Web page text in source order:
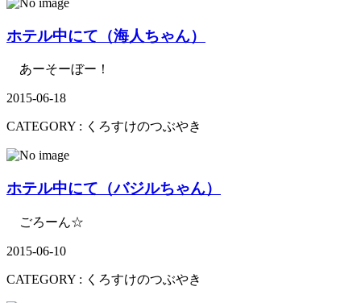
ホテル中にて（海人ちゃん）
あーそーぼー！
2015-06-18
CATEGORY : くろすけのつぶやき
ホテル中にて（バジルちゃん）
ごろーん☆
2015-06-10
CATEGORY : くろすけのつぶやき